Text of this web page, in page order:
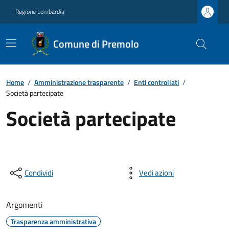
Regione Lombardia
Comune di Premolo
Home / Amministrazione trasparente / Enti controllati /
Società partecipate
Società partecipate
Condividi Vedi azioni
Argomenti
Trasparenza amministrativa